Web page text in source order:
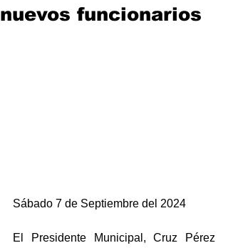
nuevos funcionarios
Sábado 7 de Septiembre del 2024
El Presidente Municipal, Cruz Pérez